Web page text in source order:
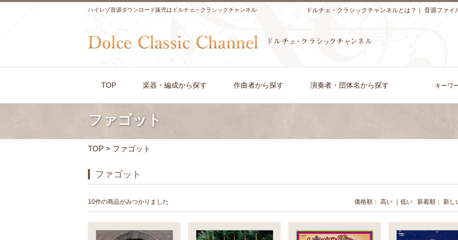
ハイレゾ音源ダウンロード販売はドルチェ・クラシックチャンネル 音源ファイ
ドルチェ・クラシックチャンネルとは？
TOP 楽器・編成から探す 作曲者から探す 演奏者・団体名から探す キーワ
ファゴット
TOP > ファゴット
ファゴット
10件の商品がみつかりました 価格順： 高い 低い 新着順： 新し